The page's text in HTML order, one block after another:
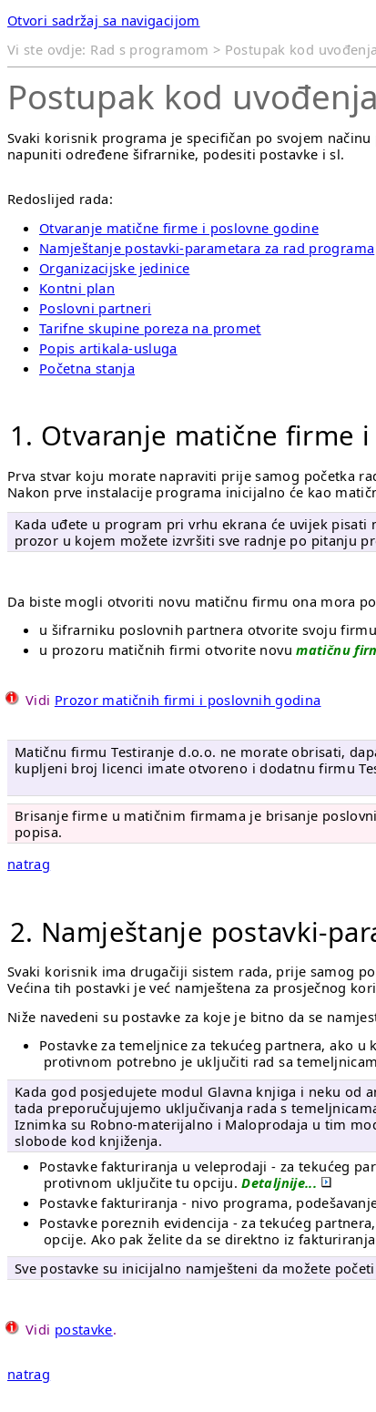
Otvori sadržaj sa navigacijom
Vi ste ovdje: Rad s programom > Postupak kod
Postupak kod
Svaki korisnik programa je specifičan po svojem
napuniti određene šifrarnike, podesiti postavke i sl.
Redoslijed rada:
Otvaranje matične firme i poslovne godine
Namještanje postavki-parametara za rad programa
Organizacijske jedinice
Kontni plan
Poslovni partneri
Tarifne skupine poreza na promet
Popis artikala-usluga
Početna stanja
1. Otvaranje matične firme
Prva stvar koju morate napraviti prije samog početka
Nakon prve instalacije programa inicijalno će kao
Kada uđete u program pri vrhu ekrana će uvijek
prozor u kojem možete izvršiti sve radnje po pitanju
Da biste mogli otvoriti novu matičnu firmu ona mora
u šifrarniku poslovnih partnera otvorite svoju
u prozoru matičnih firmi otvorite novumatičnu
Vidi Prozor matičnih firmi i poslovnih godina
Matičnu firmu Testiranje d.o.o. ne morate obrisati,
kupljeni broj licenci imate otvoreno i dodatnu firmu
Brisanje firme u matičnim firmama je brisanje
popisa.
natrag
2. Namještanje postavki-
Svaki korisnik ima drugačiji sistem rada, prije samog
Većina tih postavki je već namještena za prosječnog
Niže navedeni su postavke za koje je bitno da se
Postavke za temeljnice za tekućeg partnera, ako
protivnom potrebno je uključiti rad sa
Kada god posjedujete modul Glavna knjiga i neku od
tada preporučujujemo uključivanja rada s
Iznimka su Robno-materijalno i Maloprodaja u tim
slobode kod knjiženja.
Postavke fakturiranja u veleprodaji - za tekućeg
protivnom uključite tu opciju.Detaljnije...
Postavke fakturiranja - nivo programa,
Postavke poreznih evidencija - za tekućeg
opcije. Ako pak želite da se direktno iz
Sve postavke su inicijalno namješteni da možete
Vidi postavke.
natrag